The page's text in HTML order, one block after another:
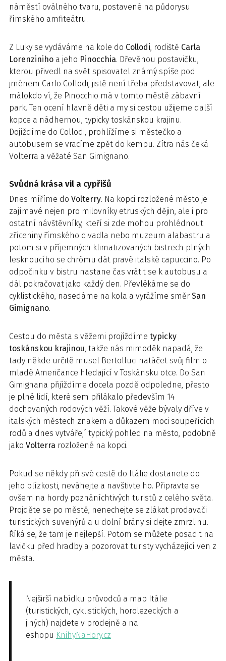
náměstí oválného tvaru, postavené na půdorysu
římského amfiteátru.
Z Luky se vydáváme na kole do Collodi, rodiště Carla
Lorenziniho a jeho Pinocchia. Dřevěnou postavičku,
kterou přivedl na svět spisovatel známý spíše pod
jménem Carlo Collodi, jistě není třeba představovat, ale
málokdo ví, že Pinocchio má v tomto městě zábavní
park. Ten ocení hlavně děti a my si cestou užijeme další
kopce a nádhernou, typicky toskánskou krajinu.
Dojíždíme do Collodi, prohlížíme si městečko a
autobusem se vracíme zpět do kempu. Zítra nás čeká
Volterra a věžaté San Gimignano.
Svůdná krása vil a cypřišů
Dnes míříme do Volterry. Na kopci rozložené město je
zajímavé nejen pro milovníky etruských dějin, ale i pro
ostatní návštěvníky, kteří si zde mohou prohlédnout
zříceniny římského divadla nebo muzeum alabastru a
potom si v příjemných klimatizovaných bistrech plných
lesknoucího se chrómu dát pravé italské capuccino. Po
odpočinku v bistru nastane čas vrátit se k autobusu a
dál pokračovat jako každý den. Převlékáme se do
cyklistického, nasedáme na kola a vyrážíme směr San
Gimignano.
Cestou do města s věžemi projíždíme typicky
toskánskou krajinou, takže nás mimoděk napadá, že
tady někde určitě musel Bertolluci natáčet svůj film o
mladé Američance hledající v Toskánsku otce. Do San
Gimignana přijíždíme docela pozdě odpoledne, přesto
je plné lidí, které sem přilákalo především 14
dochovaných rodových věží. Takové věže bývaly dříve v
italských městech znakem a důkazem moci soupeřících
rodů a dnes vytvářejí typický pohled na město, podobně
jako Volterra rozložené na kopci.
Pokud se někdy při své cestě do Itálie dostanete do
jeho blízkosti, neváhejte a navštivte ho. Připravte se
ovšem na hordy poznáníchtivých turistů z celého světa.
Projděte se po městě, nenechejte se zlákat prodavači
turistických suvenýrů a u dolní brány si dejte zmrzlinu.
Říká se, že tam je nejlepší. Potom se můžete posadit na
lavičku před hradby a pozorovat turisty vycházející ven z
města.
Nejširší nabídku průvodců a map Itálie
(turistických, cyklistických, horolezeckých a
jiných) najdete v prodejně a na
eshopu KnihyNaHory.cz